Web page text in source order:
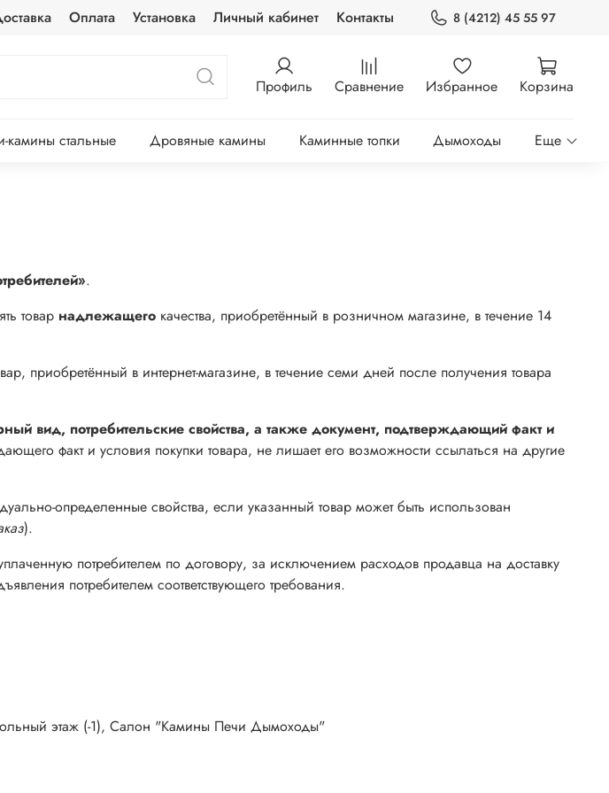
Оплата Установка Личный кабинет Контакты 8 (4212) 45 55 97
Профиль Сравнение Избранное Корзина
камины стальные Дровяные камины Каминные топки Дымоходы Еще
.
товар надлежащего качества, приобретённый в розничном магазине, в течение 14
приобретённый в интернет-магазине, в течение семи дней после получения товара
вид, потребительские свойства, а также документ, подтверждающий факт и
факт и условия покупки товара, не лишает его возможности ссылаться на другие
определенные свойства, если указанный товар может быть использован
).
потребителем по договору, за исключением расходов продавца на доставку
потребителем соответствующего требования.
этаж (-1), Салон "Камины Печи Дымоходы"